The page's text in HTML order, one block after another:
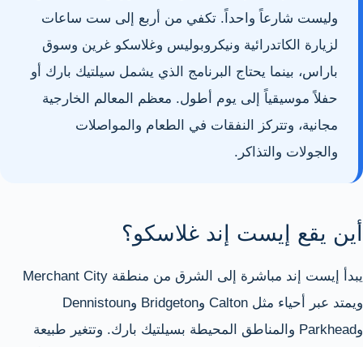
وليست شارعاً واحداً. تكفي من أربع إلى ست ساعات
لزيارة الكاتدرائية ونيكروبوليس وغلاسكو غرين وسوق
باراس، بينما يحتاج البرنامج الذي يشمل سيلتيك بارك أو
حفلاً موسيقياً إلى يوم أطول. معظم المعالم الخارجية
مجانية، وتتركز النفقات في الطعام والمواصلات
والجولات والتذاكر.
أين يقع إيست إند غلاسكو؟
يبدأ إيست إند مباشرة إلى الشرق من منطقة Merchant City
ويمتد عبر أحياء مثل Calton وBridgeton وDennistoun
وParkhead والمناطق المحيطة بسيلتيك بارك. وتتغير طبيعة